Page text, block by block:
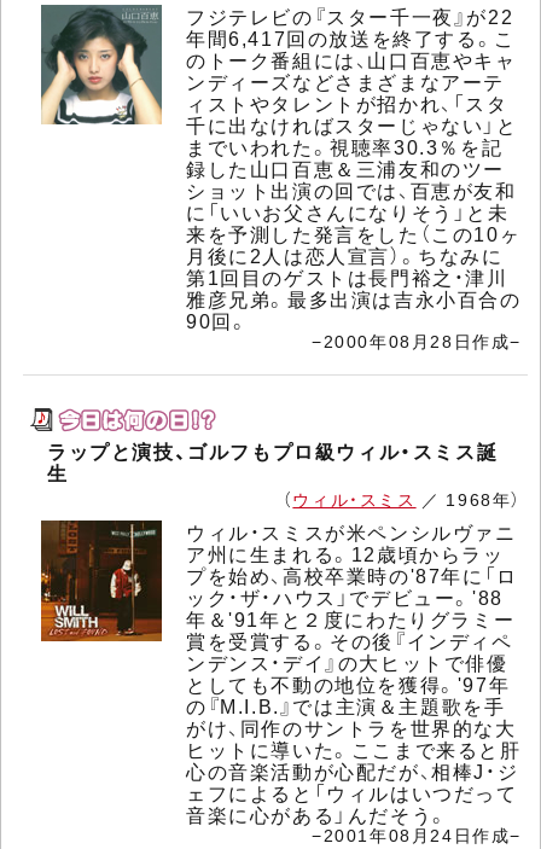
フジテレビの『スター千一夜』が22
年間6,417回の放送を終了する。こ
のトーク番組には、山口百恵やキャ
ンディーズなどさまざまなアーテ
ィストやタレントが招かれ、「スタ
千に出なければスターじゃない」と
までいわれた。視聴率30.3％を記
録した山口百恵＆三浦友和のツー
ショット出演の回では、百恵が友和
に「いいお父さんになりそう」と未
来を予測した発言をした（この10ヶ
月後に2人は恋人宣言）。ちなみに
第1回目のゲストは長門裕之・津川
雅彦兄弟。最多出演は吉永小百合の
90回。
−2000年08月28日作成−
ラップと演技、ゴルフもプロ級ウィル・スミス誕
生
（ウィル・スミス ／ 1968年）
ウィル・スミスが米ペンシルヴァニ
ア州に生まれる。12歳頃からラッ
プを始め、高校卒業時の'87年に「ロ
ック・ザ・ハウス」でデビュー。'88
年＆'91年と２度にわたりグラミー
賞を受賞する。その後『インディペ
ンデンス・デイ』の大ヒットで俳優
としても不動の地位を獲得。'97年
の『M.I.B.』では主演＆主題歌を手
がけ、同作のサントラを世界的な大
ヒットに導いた。ここまで来ると肝
心の音楽活動が心配だが、相棒J・ジ
ェフによると「ウィルはいつだって
音楽に心がある」んだそう。
−2001年08月24日作成−